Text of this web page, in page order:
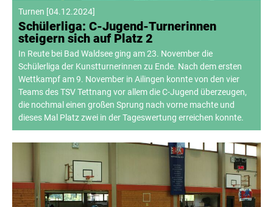
Turnen [04.12.2024]
Schülerliga: C-Jugend-Turnerinnen
steigern sich auf Platz 2
In Reute bei Bad Waldsee ging am 23. November die
Schülerliga der Kunstturnerinnen zu Ende. Nach dem ersten
Wettkampf am 9. November in Ailingen konnte von den vier
Teams des TSV Tettnang vor allem die C-Jugend überzeugen,
die nochmal einen großen Sprung nach vorne machte und
dieses Mal Platz zwei in der Tageswertung erreichen konnte.